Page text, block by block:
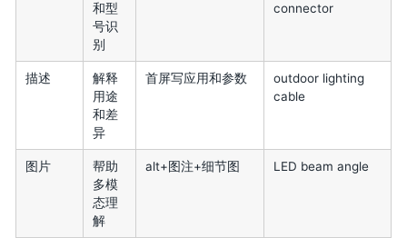
和型
号识
别
connector
描述
解释
用途
和差
异
首屏写应用和参数
outdoor lighting
cable
图片
帮助
多模
态理
解
alt+图注+细节图 LED beam angle